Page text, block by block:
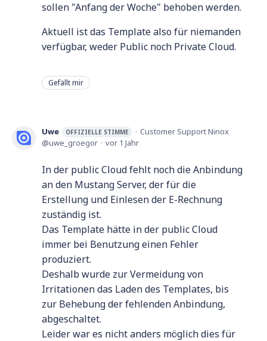
sollen "Anfang der Woche" behoben werden.
Aktuell ist das Template also für niemanden
verfügbar, weder Public noch Private Cloud.
Gefällt mir
Uwe OFFIZIELLE STIMME
Customer Support Ninox
uwe_groegor
vor 1 Jahr
In der public Cloud fehlt noch die Anbindung
an den Mustang Server, der für die
Erstellung und Einlesen der E-Rechnung
zuständig ist.
Das Template hätte in der public Cloud
immer bei Benutzung einen Fehler
produziert.
Deshalb wurde zur Vermeidung von
Irritationen das Laden des Templates, bis
zur Behebung der fehlenden Anbindung,
abgeschaltet.
Leider war es nicht anders möglich dies für